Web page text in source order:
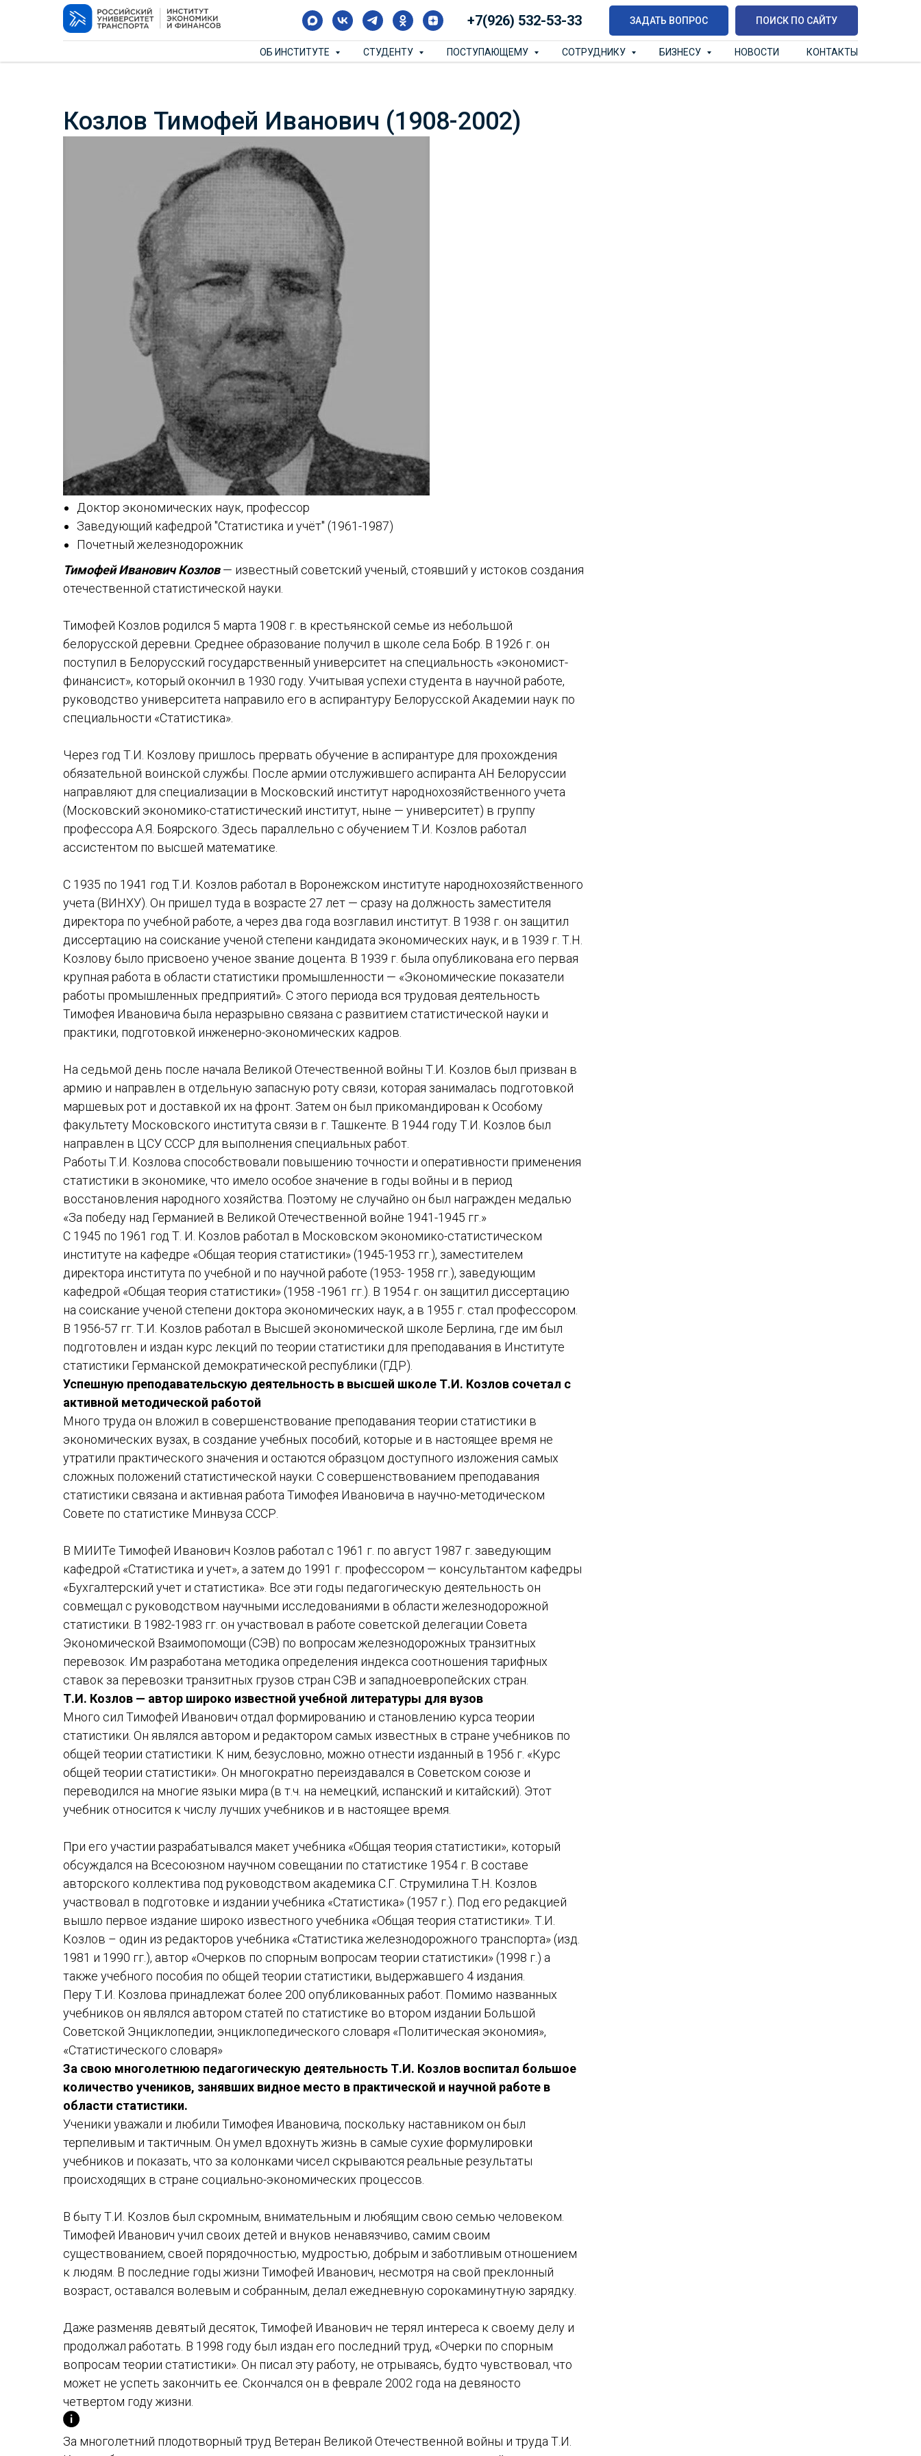
+7(926) 532-53-33 ЗАДАТЬ ВОПРОС ПОИСК ПО САЙТУ
ОБ ИНСТИТУТЕ СТУДЕНТУ ПОСТУПАЮЩЕМУ СОТРУДНИКУ БИЗНЕСУ НОВОСТИ КОНТАКТЫ
Козлов Тимофей Иванович (1908-2002)
Доктор экономических наук, профессор
Заведующий кафедрой "Статистика и учёт" (1961-1987)
Почетный железнодорожник
Тимофей Иванович Козлов— известный советский ученый, стоявший у истоков создания
отечественной статистической науки.
Тимофей Козлов родился 5 марта 1908 г. в крестьянской семье из небольшой
белорусской деревни. Среднее образование получил в школе села Бобр. В 1926 г. он
поступил в Белорусский государственный университет на специальность «экономист-
финансист», который окончил в 1930 году. Учитывая успехи студента в научной работе,
руководство университета направило его в аспирантуру Белорусской Академии наук по
специальности «Статистика».
Через год Т.И. Козлову пришлось прервать обучение в аспирантуре для прохождения
обязательной воинской службы. После армии отслужившего аспиранта АН Белоруссии
направляют для специализации в Московский институт народнохозяйственного учета
(Московский экономико-статистический институт, ныне — университет) в группу
профессора А.Я. Боярского. Здесь параллельно с обучением Т.И. Козлов работал
ассистентом по высшей математике.
С 1935 по 1941 год Т.И. Козлов работал в Воронежском институте народнохозяйственного
учета (ВИНХУ). Он пришел туда в возрасте 27 лет — сразу на должность заместителя
директора по учебной работе, а через два года возглавил институт. В 1938 г. он защитил
диссертацию на соискание ученой степени кандидата экономических наук, и в 1939 г. Т.Н.
Козлову было присвоено ученое звание доцента. В 1939 г. была опубликована его первая
крупная работа в области статистики промышленности — «Экономические показатели
работы промышленных предприятий». С этого периода вся трудовая деятельность
Тимофея Ивановича была неразрывно связана с развитием статистической науки и
практики, подготовкой инженерно-экономических кадров.
На седьмой день после начала Великой Отечественной войны Т.И. Козлов был призван в
армию и направлен в отдельную запасную роту связи, которая занималась подготовкой
маршевых рот и доставкой их на фронт. Затем он был прикомандирован к Особому
факультету Московского института связи в г. Ташкенте. В 1944 году Т.И. Козлов был
направлен в ЦСУ СССР для выполнения специальных работ.
Работы Т.И. Козлова способствовали повышению точности и оперативности применения
статистики в экономике, что имело особое значение в годы войны и в период
восстановления народного хозяйства. Поэтому не случайно он был награжден медалью
«За победу над Германией в Великой Отечественной войне 1941-1945 гг.»
С 1945 по 1961 год Т. И. Козлов работал в Московском экономико-статистическом
институте на кафедре «Общая теория статистики» (1945-1953 гг.), заместителем
директора института по учебной и по научной работе (1953- 1958 гг.), заведующим
кафедрой «Общая теория статистики» (1958 -1961 гг.). В 1954 г. он защитил диссертацию
на соискание ученой степени доктора экономических наук, а в 1955 г. стал профессором.
В 1956-57 гг. Т.И. Козлов работал в Высшей экономической школе Берлина, где им был
подготовлен и издан курс лекций по теории статистики для преподавания в Институте
статистики Германской демократической республики (ГДР).
Успешную преподавательскую деятельность в высшей школе Т.И. Козлов сочетал с
активной методической работой
Много труда он вложил в совершенствование преподавания теории статистики в
экономических вузах, в создание учебных пособий, которые и в настоящее время не
утратили практического значения и остаются образцом доступного изложения самых
сложных положений статистической науки. С совершенствованием преподавания
статистики связана и активная работа Тимофея Ивановича в научно-методическом
Совете по статистике Минвуза СССР.
В МИИТе Тимофей Иванович Козлов работал с 1961 г. по август 1987 г. заведующим
кафедрой «Статистика и учет», а затем до 1991 г. профессором — консультантом кафедры
«Бухгалтерский учет и статистика». Все эти годы педагогическую деятельность он
совмещал с руководством научными исследованиями в области железнодорожной
статистики. В 1982-1983 гг. он участвовал в работе советской делегации Совета
Экономической Взаимопомощи (СЭВ) по вопросам железнодорожных транзитных
перевозок. Им разработана методика определения индекса соотношения тарифных
ставок за перевозки транзитных грузов стран СЭВ и западноевропейских стран.
Т.И. Козлов — автор широко известной учебной литературы для вузов
Много сил Тимофей Иванович отдал формированию и становлению курса теории
статистики. Он являлся автором и редактором самых известных в стране учебников по
общей теории статистики. К ним, безусловно, можно отнести изданный в 1956 г. «Курс
общей теории статистики». Он многократно переиздавался в Советском союзе и
переводился на многие языки мира (в т.ч. на немецкий, испанский и китайский). Этот
учебник относится к числу лучших учебников и в настоящее время.
При его участии разрабатывался макет учебника «Общая теория статистики», который
обсуждался на Всесоюзном научном совещании по статистике 1954 г. В составе
авторского коллектива под руководством академика С.Г. Струмилина Т.Н. Козлов
участвовал в подготовке и издании учебника «Статистика» (1957 г.). Под его редакцией
вышло первое издание широко известного учебника «Общая теория статистики». Т.И.
Козлов – один из редакторов учебника «Статистика железнодорожного транспорта» (изд.
1981 и 1990 гг.), автор «Очерков по спорным вопросам теории статистики» (1998 г.) а
также учебного пособия по общей теории статистики, выдержавшего 4 издания.
Перу Т.И. Козлова принадлежат более 200 опубликованных работ. Помимо названных
учебников он являлся автором статей по статистике во втором издании Большой
Советской Энциклопедии, энциклопедического словаря «Политическая экономия»,
«Статистического словаря»
За свою многолетнюю педагогическую деятельность Т.И. Козлов воспитал большое
количество учеников, занявших видное место в практической и научной работе в
области статистики.
Ученики уважали и любили Тимофея Ивановича, поскольку наставником он был
терпеливым и тактичным. Он умел вдохнуть жизнь в самые сухие формулировки
учебников и показать, что за колонками чисел скрываются реальные результаты
происходящих в стране социально-экономических процессов.
В быту Т.И. Козлов был скромным, внимательным и любящим свою семью человеком.
Тимофей Иванович учил своих детей и внуков ненавязчиво, самим своим
существованием, своей порядочностью, мудростью, добрым и заботливым отношением
к людям. В последние годы жизни Тимофей Иванович, несмотря на свой преклонный
возраст, оставался волевым и собранным, делал ежедневную сорокаминутную зарядку.
Даже разменяв девятый десяток, Тимофей Иванович не терял интереса к своему делу и
продолжал работать. В 1998 году был издан его последний труд, «Очерки по спорным
вопросам теории статистики». Он писал эту работу, не отрываясь, будто чувствовал, что
может не успеть закончить ее. Скончался он в феврале 2002 года на девяносто
четвертом году жизни.
За многолетний плодотворный труд Ветеран Великой Отечественной войны и труда Т.И.